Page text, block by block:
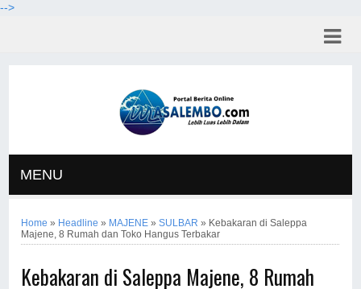
-->
MENU
Home » Headline » MAJENE »SULBAR » Kebakaran di Saleppa
Majene, 8 Rumah dan Toko Hangus Terbakar
Kebakaran di Saleppa Majene, 8 Rumah